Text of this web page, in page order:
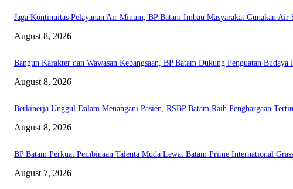
Jaga Kontinuitas Pelayanan Air Minum, BP Batam Imbau Masyarakat Gunakan Air
August 8, 2026
Bangun Karakter dan Wawasan Kebangsaan, BP Batam Dukung Penguatan
August 8, 2026
Berkinerja Unggul Dalam Menangani Pasien, RSBP Batam Raih Penghargaan
August 8, 2026
BP Batam Perkuat Pembinaan Talenta Muda Lewat Batam Prime International
August 7, 2026